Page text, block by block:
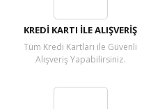
KREDİ KARTI İLE ALIŞVERİŞ
Tüm Kredi Kartları ile Güvenli
Alışveriş Yapabilirsiniz.